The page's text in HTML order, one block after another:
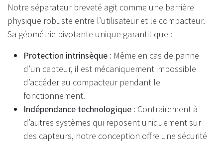
Notre séparateur breveté agit comme une barrière
physique robuste entre l’utilisateur et le compacteur.
Sa géométrie pivotante unique garantit que :
Protection intrinsèque : Même en cas de panne
d’un capteur, il est mécaniquement impossible
d’accéder au compacteur pendant le
fonctionnement.
Indépendance technologique : Contrairement à
d’autres systèmes qui reposent uniquement sur
des capteurs, notre conception offre une sécurité